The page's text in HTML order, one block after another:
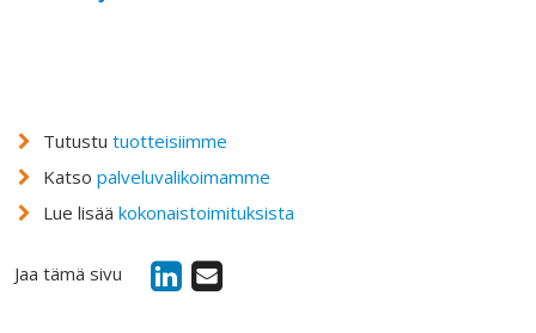
Tutustu tuotteisiimme
Katso palveluvalikoimamme
Lue lisää kokonaistoimituksista
Jaa tämä sivu